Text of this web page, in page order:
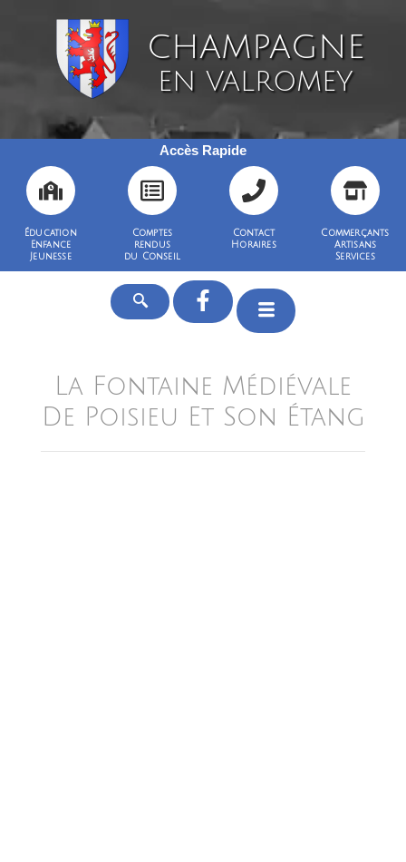
CHAMPAGNE
EN VALROMEY
Accès Rapide
Éducation
Enfance
Jeunesse
Comptes
rendus
du Conseil
Contact
Horaires
Commerçants
Artisans
Services
La Fontaine Médiévale
De Poisieu Et Son Étang